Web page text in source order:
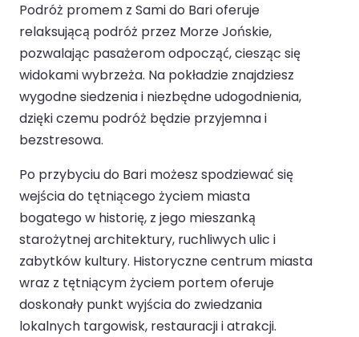
Podróż promem z Sami do Bari oferuje
relaksującą podróż przez Morze Jońskie,
pozwalając pasażerom odpocząć, ciesząc się
widokami wybrzeża. Na pokładzie znajdziesz
wygodne siedzenia i niezbędne udogodnienia,
dzięki czemu podróż będzie przyjemna i
bezstresowa.
Po przybyciu do Bari możesz spodziewać się
wejścia do tętniącego życiem miasta
bogatego w historię, z jego mieszanką
starożytnej architektury, ruchliwych ulic i
zabytków kultury. Historyczne centrum miasta
wraz z tętniącym życiem portem oferuje
doskonały punkt wyjścia do zwiedzania
lokalnych targowisk, restauracji i atrakcji.